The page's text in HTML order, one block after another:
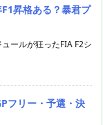
昇格ある？暴君プ
ールが狂ったFIA F2シ
フリー・予選・決